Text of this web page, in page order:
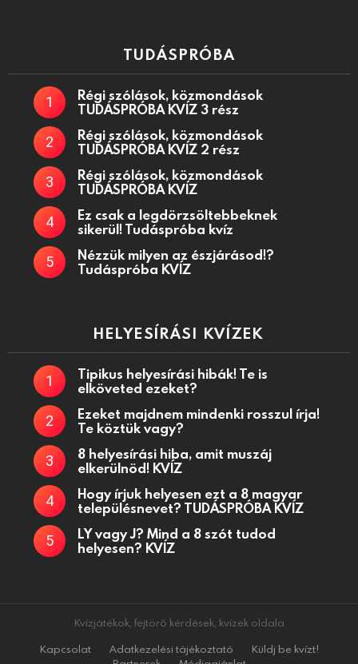
TUDÁSPRÓBA
Régi szólások, közmondások
TUDÁSPRÓBA KVÍZ 3 rész
Régi szólások, közmondások
TUDÁSPRÓBA KVÍZ 2 rész
Régi szólások, közmondások
TUDÁSPRÓBA KVÍZ
Ez csak a legdörzsöltebbeknek
sikerül! Tudáspróba kvíz
Nézzük milyen az észjárásod!?
Tudáspróba KVÍZ
HELYESÍRÁSI KVÍZEK
Tipikus helyesírási hibák! Te is
elköveted ezeket?
Ezeket majdnem mindenki rosszul írja!
Te köztük vagy?
8 helyesírási hiba, amit muszáj
elkerülnöd! KVÍZ
Hogy írjuk helyesen ezt a 8 magyar
településnevet? TUDÁSPRÓBA KVÍZ
LY vagy J? Mind a 8 szót tudod
helyesen? KVÍZ
Kvízjátékok, fejtörő kérdések, kvízek oldala
Kapcsolat
Adatkezelési tájékoztató
Küldj be kvízt!